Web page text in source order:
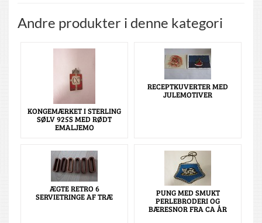
Andre produkter i denne kategori
KONGEMÆRKET I STERLING
SØLV 925S MED RØDT
EMALJEMO
RECEPTKUVERTER MED
JULEMOTIVER
ÆGTE RETRO 6
SERVIETRINGE AF TRÆ PUNG MED SMUKT
PERLEBRODERI OG
BÆRESNOR FRA CA ÅR